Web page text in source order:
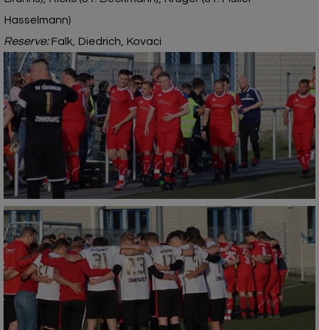
Hasselmann)
Reserve:Falk, Diedrich, Kovaci